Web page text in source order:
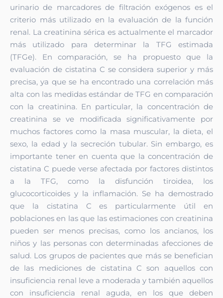
urinario de marcadores de filtración exógenos es el
criterio más utilizado en la evaluación de la función
renal. La creatinina sérica es actualmente el marcador
más utilizado para determinar la TFG estimada
(TFGe). En comparación, se ha propuesto que la
evaluación de cistatina C se considera superior y más
precisa, ya que se ha encontrado una correlación más
alta con las medidas estándar de TFG en comparación
con la creatinina. En particular, la concentración de
creatinina se ve modificada significativamente por
muchos factores como la masa muscular, la dieta, el
sexo, la edad y la secreción tubular. Sin embargo, es
importante tener en cuenta que la concentración de
cistatina C puede verse afectada por factores distintos
a la TFG, como la disfunción tiroidea, los
glucocorticoides y la inflamación. Se ha demostrado
que la cistatina C es particularmente útil en
poblaciones en las que las estimaciones con creatinina
pueden ser menos precisas, como los ancianos, los
niños y las personas con determinadas afecciones de
salud. Los grupos de pacientes que más se benefician
de las mediciones de cistatina C son aquellos con
insuficiencia renal leve a moderada y también aquellos
con insuficiencia renal aguda, en los que deben